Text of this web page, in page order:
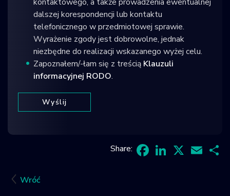
Wróć
dalszej korespondencji lub kontaktu
telefonicznego w przedmiotowej sprawie.
Wyrażenie zgody jest dobrowolne, jednak
niezbędne do realizacji wskazanego wyżej celu.
Zapoznałem/-łam się z treścią Klauzuli
informacyjnej RODO.
Share: